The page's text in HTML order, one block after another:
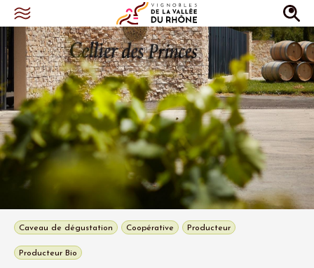
Caveau de dégustation Coopérative Producteur
Producteur Bio